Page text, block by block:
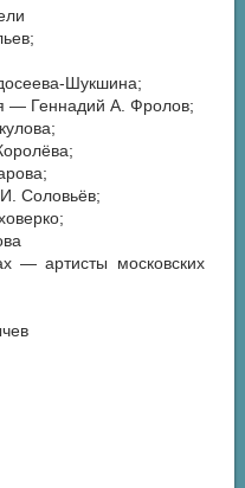
Шукшина;
— Геннадий А. Фролов;
Соловьёв;
— артисты московских